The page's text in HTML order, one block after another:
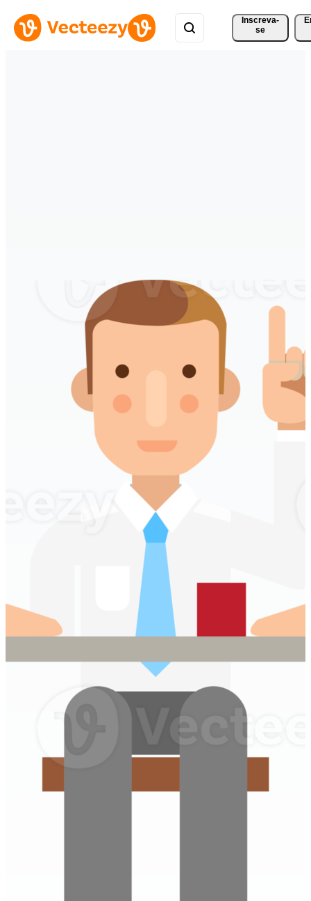
Inscreva-
se